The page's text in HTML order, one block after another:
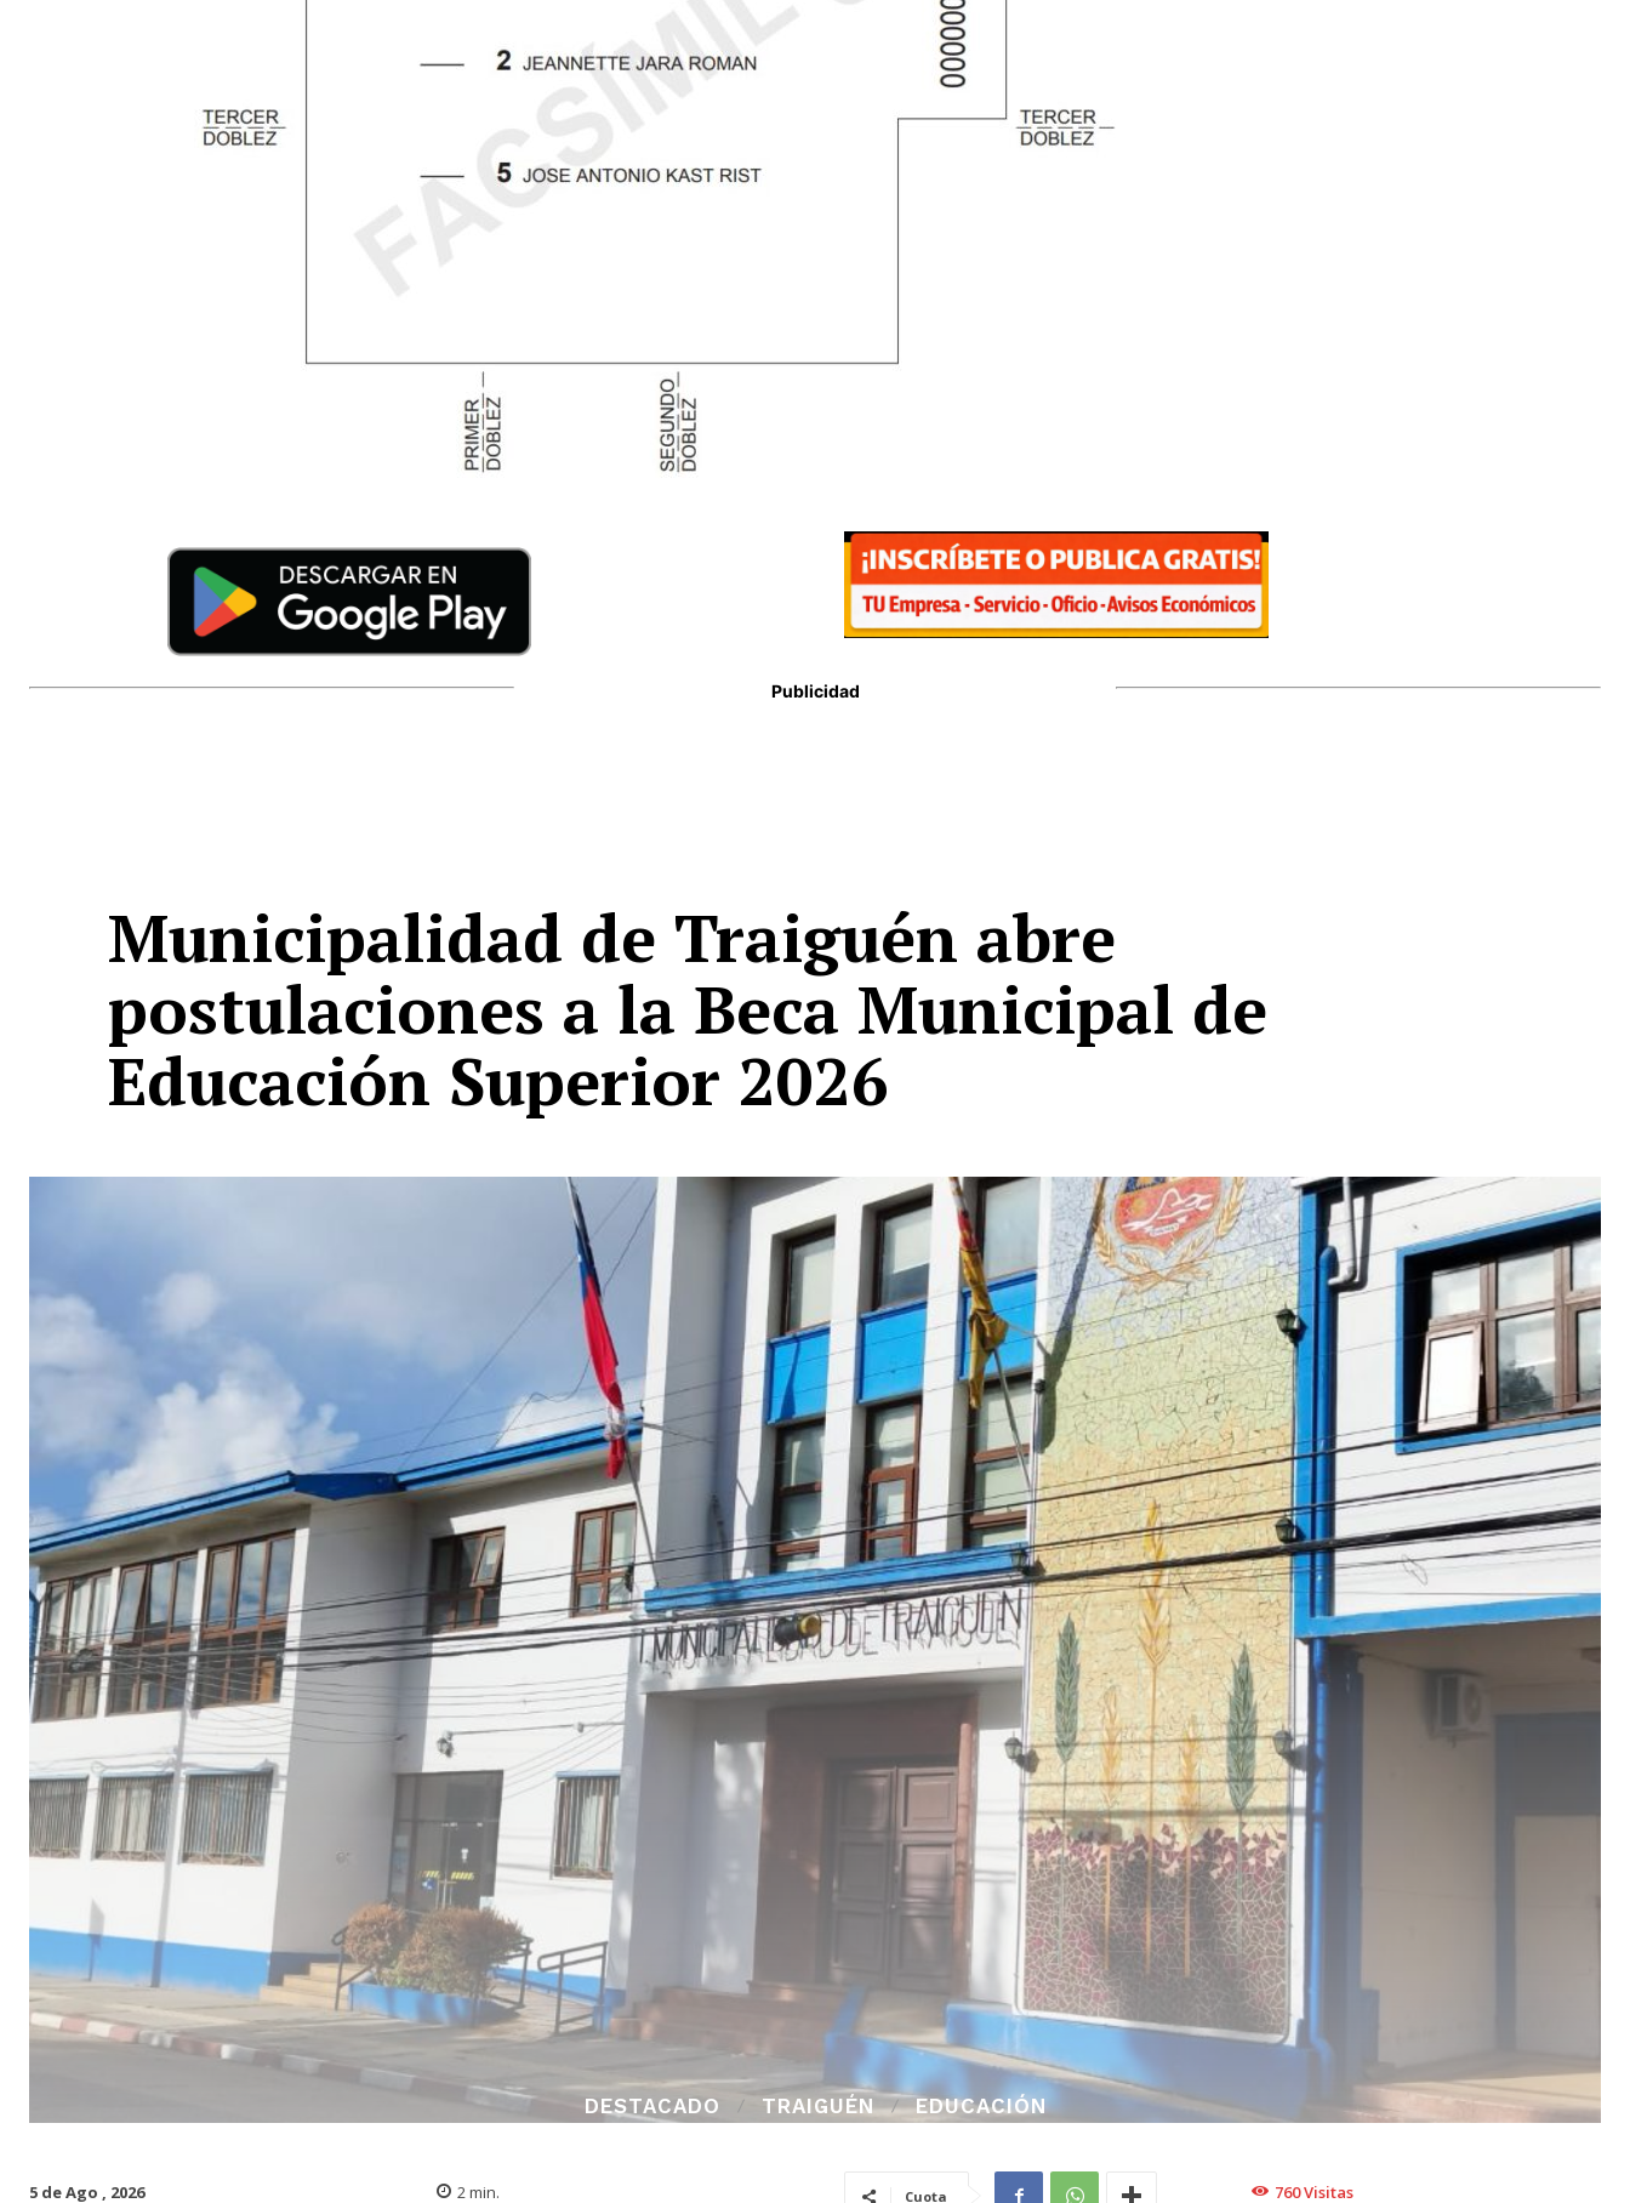
Publicidad